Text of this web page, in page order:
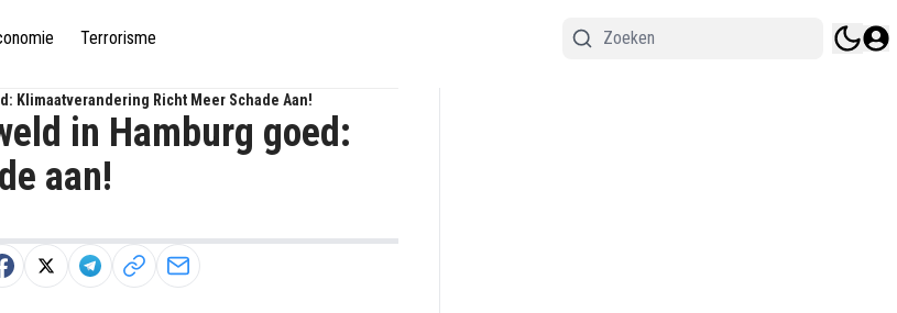
Terrorisme
Klimaatverandering Richt Meer Schade Aan!
in Hamburg goed:
aan!